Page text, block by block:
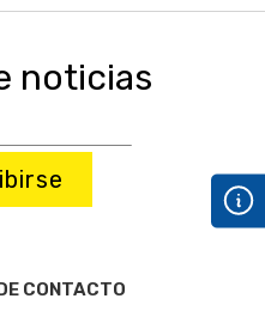
noticias
CONTACTO